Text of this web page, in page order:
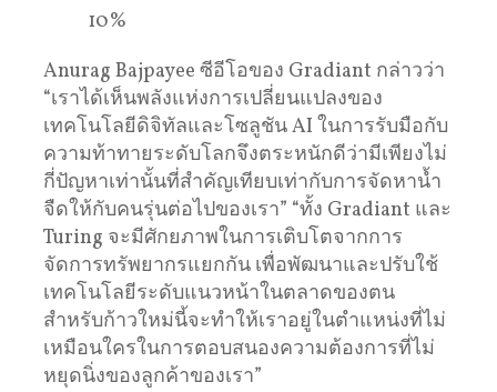
10%
Anurag Bajpayee ซีอีโอของ Gradiant กล่าวว่า
“เราได้เห็นพลังแห่งการเปลี่ยนแปลงของ
เทคโนโลยีดิจิทัลและโซลูชัน AI ในการรับมือกับ
ความท้าทายระดับโลกจึงตระหนักดีว่ามีเพียงไม่
กี่ปัญหาเท่านั้นที่สำคัญเทียบเท่ากับการจัดหาน้ำ
จืดให้กับคนรุ่นต่อไปของเรา” “ทั้ง Gradiant และ
Turing จะมีศักยภาพในการเติบโตจากการ
จัดการทรัพยากรแยกกัน เพื่อพัฒนาและปรับใช้
เทคโนโลยีระดับแนวหน้าในตลาดของตน
สำหรับก้าวใหม่นี้จะทำให้เราอยู่ในตำแหน่งที่ไม่
เหมือนใครในการตอบสนองความต้องการที่ไม่
หยุดนิ่งของลูกค้าของเรา”